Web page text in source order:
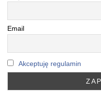
Email
Akceptuję regulamin